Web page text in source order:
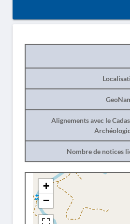
Alignements avec le
Nombre de notices
+
−